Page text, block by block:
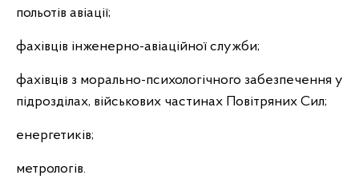
польотів авіації;
фахівців інженерно-авіаційної служби;
фахівців з морально-психологічного забезпечення у
підрозділах, військових частинах Повітряних Сил;
енергетиків;
метрологів.